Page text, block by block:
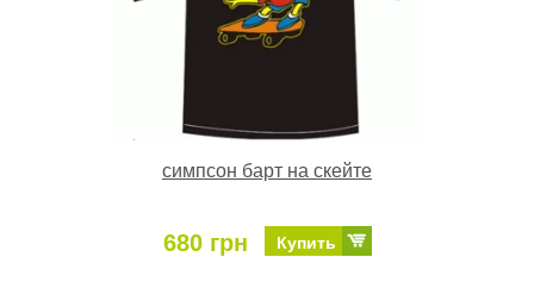
симпсон барт на скейте
680 грн Купить